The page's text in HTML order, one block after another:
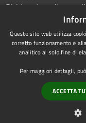
Dichiarazione di
RSS
Accessibilità
Questo sito web utilizza
corretto funzionamento e
analitico al solo fine di
Per maggiori dettagli,
ACCETTA